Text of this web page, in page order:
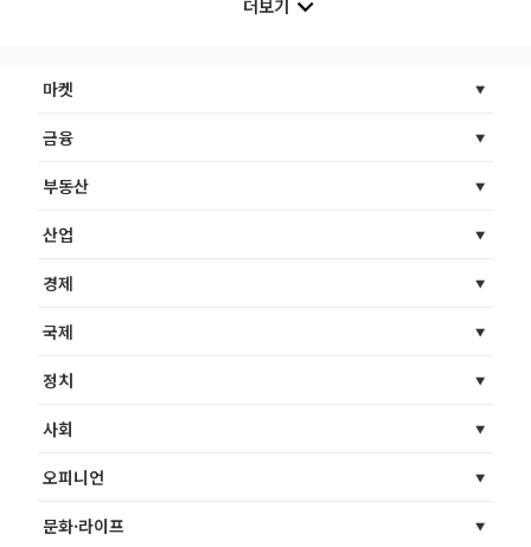
더보기
마켓
금융
부동산
산업
경제
국제
정치
사회
오피니언
문화·라이프